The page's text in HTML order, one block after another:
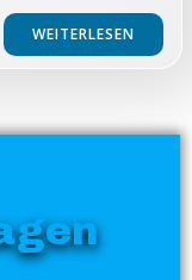
WEITERLESEN